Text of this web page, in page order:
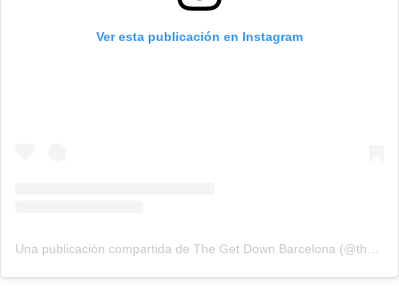
Ver esta publicación en Instagram
Una publicación compartida de The Get Down Barcelona (@thegetdown.bcn)